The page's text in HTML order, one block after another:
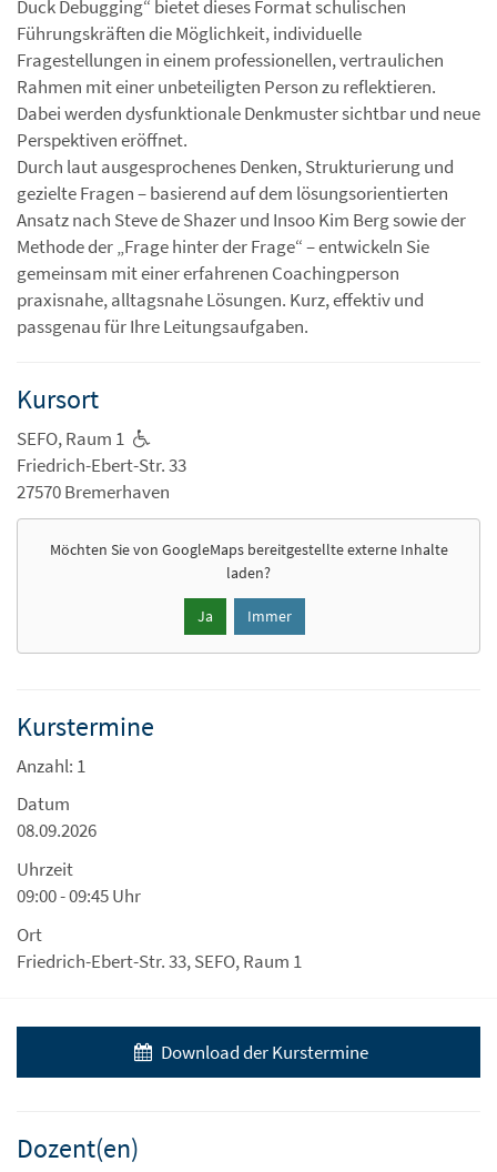
Duck Debugging“ bietet dieses Format schulischen
Führungskräften die Möglichkeit, individuelle
Fragestellungen in einem professionellen, vertraulichen
Rahmen mit einer unbeteiligten Person zu reflektieren.
Dabei werden dysfunktionale Denkmuster sichtbar und neue
Perspektiven eröffnet.
Durch laut ausgesprochenes Denken, Strukturierung und
gezielte Fragen – basierend auf dem lösungsorientierten
Ansatz nach Steve de Shazer und Insoo Kim Berg sowie der
Methode der „Frage hinter der Frage“ – entwickeln Sie
gemeinsam mit einer erfahrenen Coachingperson
praxisnahe, alltagsnahe Lösungen. Kurz, effektiv und
passgenau für Ihre Leitungsaufgaben.
Kursort
SEFO, Raum 1
Friedrich-Ebert-Str. 33
27570 Bremerhaven
Möchten Sie von GoogleMapsbereitgestellte externe Inhalte
laden?
Ja Immer
Kurstermine
Anzahl: 1
Datum
08.09.2026
Uhrzeit
09:00 - 09:45 Uhr
Ort
Friedrich-Ebert-Str. 33, SEFO, Raum 1
Download der Kurstermine
Dozent(en)